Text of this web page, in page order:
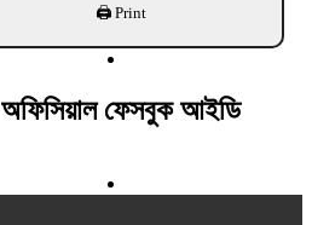
অফিসিয়াল ফেসবুক আইডি